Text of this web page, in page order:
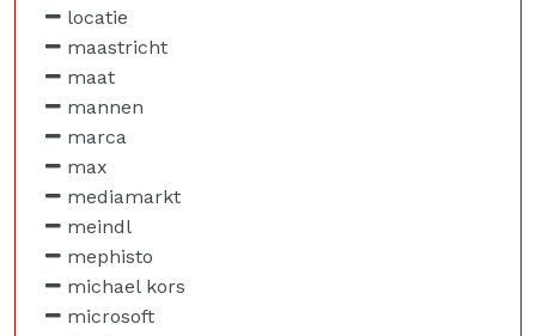
locatie
maastricht
maat
mannen
marca
max
mediamarkt
meindl
mephisto
michael kors
microsoft